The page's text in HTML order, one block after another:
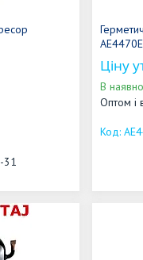
31
Ціну
В
Оптом і